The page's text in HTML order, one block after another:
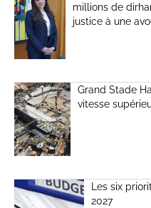
millions de
justice à une
Grand Stade
vitesse
Les six
2027